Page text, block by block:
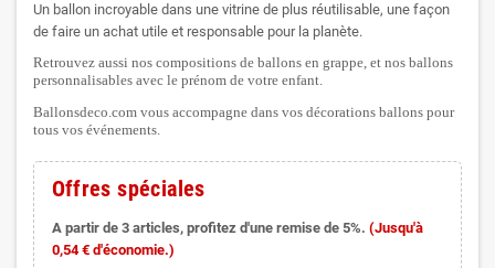
Un ballon incroyable dans une vitrine de plus réutilisable, une façon
de faire un achat utile et responsable pour la planète.
Retrouvez aussi nos compositions de ballons en grappe, et nos ballons
personnalisables avec le prénom de votre enfant.
Ballonsdeco.com vous accompagne dans vos décorations ballons pour
tous vos événements.
Offres spéciales
A partir de 3 articles, profitez d'une remise de 5%. (Jusqu'à
0,54 € d'économie.)